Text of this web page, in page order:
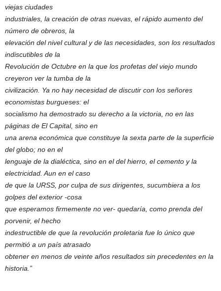
viejas ciudades
industriales, la creación de otras nuevas, el rápido aumento del
número de obreros, la
elevación del nivel cultural y de las necesidades, son los resultados
indiscutibles de la
Revolución de Octubre en la que los profetas del viejo mundo
creyeron ver la tumba de la
civilización. Ya no hay necesidad de discutir con los señores
economistas burgueses: el
socialismo ha demostrado su derecho a la victoria, no en las
páginas de El Capital, sino en
una arena económica que constituye la sexta parte de la superficie
del globo; no en el
lenguaje de la dialéctica, sino en el del hierro, el cemento y la
electricidad. Aun en el caso
de que la URSS, por culpa de sus dirigentes, sucumbiera a los
golpes del exterior -cosa
que esperamos firmemente no ver- quedaría, como prenda del
porvenir, el hecho
indestructible de que la revolución proletaria fue lo único que
permitió a un país atrasado
obtener en menos de veinte años resultados sin precedentes en la
historia.”